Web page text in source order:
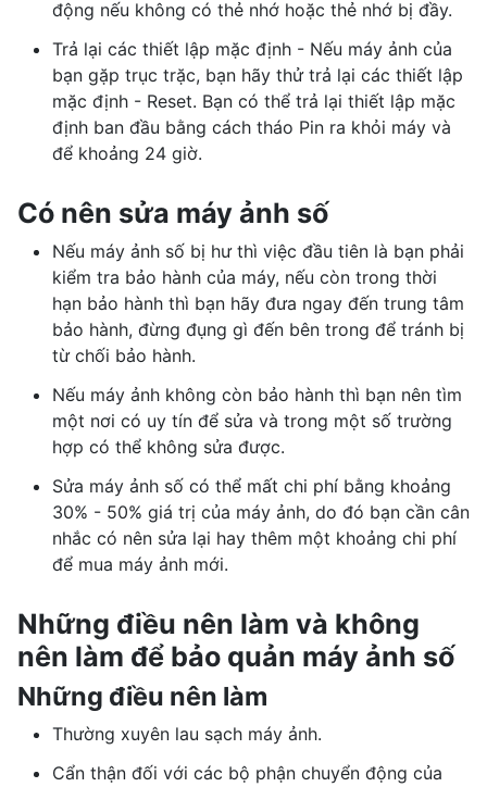
động nếu không có thẻ nhớ hoặc thẻ nhớ bị đầy.
Trả lại các thiết lập mặc định - Nếu máy ảnh của
bạn gặp trục trặc, bạn hãy thử trả lại các thiết lập
mặc định - Reset. Bạn có thể trả lại thiết lập mặc
định ban đầu bằng cách tháo Pin ra khỏi máy và
để khoảng 24 giờ.
Có nên sửa máy ảnh số
Nếu máy ảnh số bị hư thì việc đầu tiên là bạn phải
kiểm tra bảo hành của máy, nếu còn trong thời
hạn bảo hành thì bạn hãy đưa ngay đến trung tâm
bảo hành, đừng đụng gì đến bên trong để tránh bị
từ chối bảo hành.
Nếu máy ảnh không còn bảo hành thì bạn nên tìm
một nơi có uy tín để sửa và trong một số trường
hợp có thể không sửa được.
Sửa máy ảnh số có thể mất chi phí bằng khoảng
30% - 50% giá trị của máy ảnh, do đó bạn cần cân
nhắc có nên sửa lại hay thêm một khoảng chi phí
để mua máy ảnh mới.
Những điều nên làm và không
nên làm để bảo quản máy ảnh số
Những điều nên làm
Thường xuyên lau sạch máy ảnh.
Cẩn thận đối với các bộ phận chuyển động của